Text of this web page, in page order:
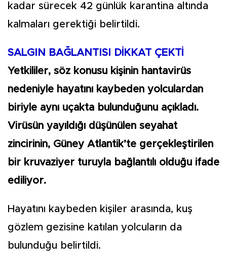
kadar sürecek 42 günlük karantina altında
kalmaları gerektiği belirtildi.
SALGIN BAĞLANTISI DİKKAT ÇEKTİ
Yetkililer, söz konusu kişinin hantavirüs
nedeniyle hayatını kaybeden yolculardan
biriyle aynı uçakta bulunduğunu açıkladı.
Virüsün yayıldığı düşünülen seyahat
zincirinin, Güney Atlantik’te gerçekleştirilen
bir kruvaziyer turuyla bağlantılı olduğu ifade
ediliyor.
Hayatını kaybeden kişiler arasında, kuş
gözlem gezisine katılan yolcuların da
bulunduğu belirtildi.